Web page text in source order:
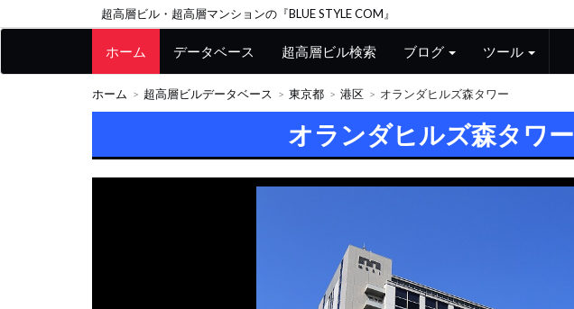
超高層ビル・超高層マンションの『BLUE STYLE COM』
ホーム データベース 超高層ビル検索 ブログ ツール
ホーム 超高層ビルデータベース 東京都 港区 オランダヒルズ森タワー
オランダヒルズ森タワー